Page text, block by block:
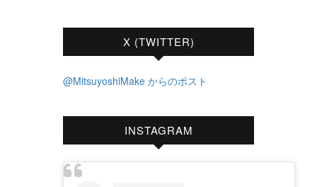
X (TWITTER)
@MitsuyoshiMake からのポスト
INSTAGRAM